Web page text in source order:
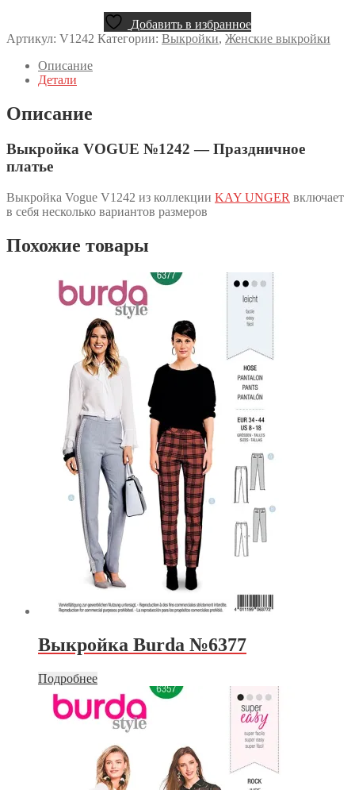
Добавить в избранное
Артикул: V1242 Категории: Выкройки, Женские выкройки
Описание
Детали
Описание
Выкройка VOGUE №1242 — Праздничное
платье
Выкройка Vogue V1242 из коллекции KAY UNGER включает
в себя несколько вариантов размеров
Похожие товары
Выкройка Burda №6377
Подробнее